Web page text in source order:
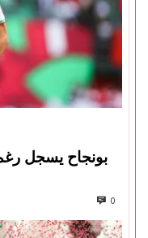
بونجاح يسجل
0